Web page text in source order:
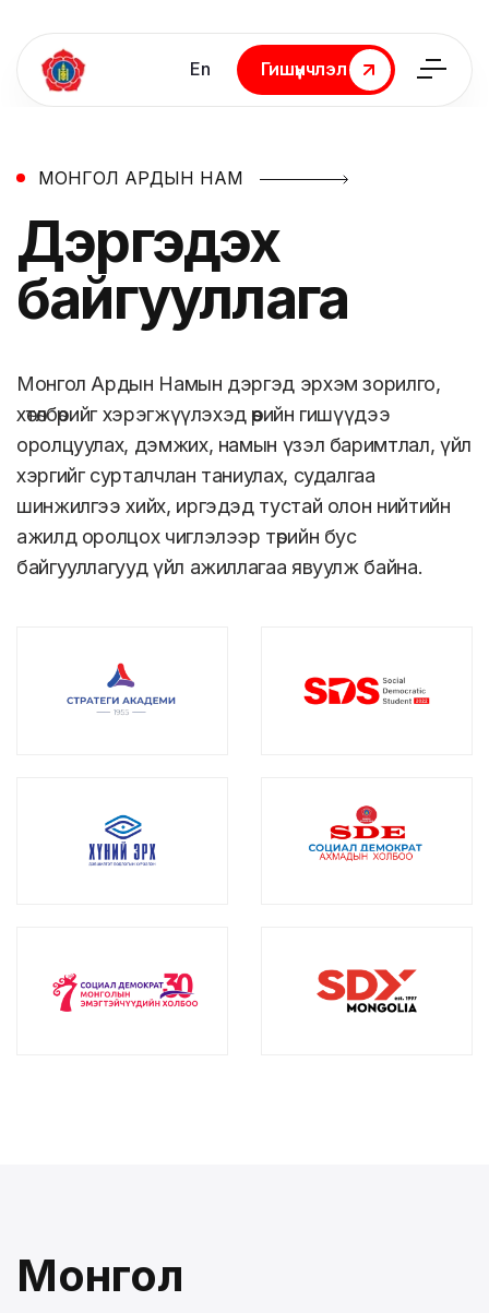
En
Гишүүнчлэл
Гишүүнчлэл
МОНГОЛ АРДЫН НАМ
Дэргэдэх
байгууллага
Монгол Ардын Намын дэргэд эрхэм зорилго,
хөтөлбөрийг хэрэгжүүлэхэд өөрийн гишүүдээ
оролцуулах, дэмжих, намын үзэл баримтлал, үйл
хэргийг сурталчлан таниулах, судалгаа
шинжилгээ хийх, иргэдэд тустай олон нийтийн
ажилд оролцох чиглэлээр төрийн бус
байгууллагууд үйл ажиллагаа явуулж байна.
Монгол